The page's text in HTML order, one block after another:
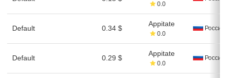
0.0
Default 0.34 $
Appitate
0.0
Россия
Default 0.29 $
Appitate
0.0
Россия